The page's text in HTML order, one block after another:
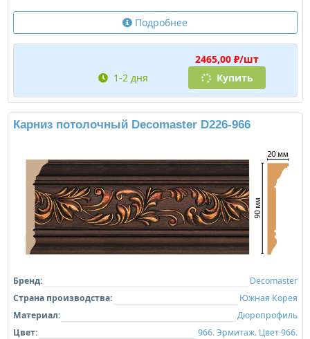
Подробнее
2465,00 ₽/шт
1-2 дня
Купить
Карниз потолочный Decomaster D226-966
Бренд:
Decomaster
Страна производства:
Южная Корея
Материал:
Дюропрофиль
Цвет:
966. Эрмитаж. Цвет 966.